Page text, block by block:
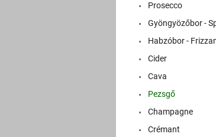
Prosecco
Gyöngyözőbor -
Habzóbor -
Cider
Cava
Pezsgő
Champagne
Crémant